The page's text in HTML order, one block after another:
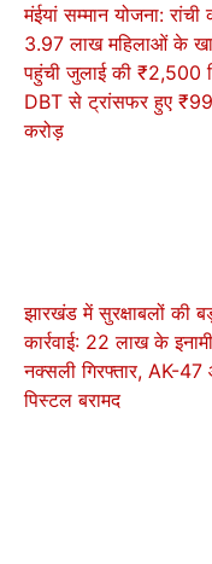
मंईयां सम्मान योजना: रांची
3.97 लाख महिलाओं के
पहुंची जुलाई की ₹2,500
DBT से ट्रांसफर हुए
करोड़
झारखंड में सुरक्षाबलों की
कार्रवाई: 22 लाख के
नक्सली गिरफ्तार, AK-
पिस्टल बरामद